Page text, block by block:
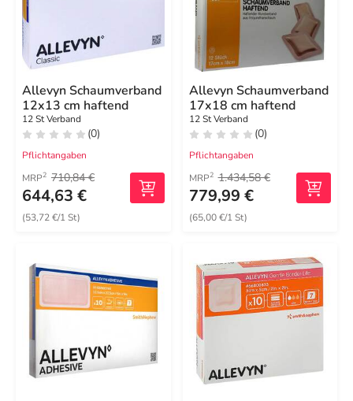
Allevyn Schaumverband
12x13 cm haftend
12 St Verband
(0)
Pflichtangaben
MRP2 710,84 €
644,63 €
(53,72 €/1 St)
Allevyn Schaumverband
17x18 cm haftend
12 St Verband
(0)
Pflichtangaben
MRP2 1.434,58 €
779,99 €
(65,00 €/1 St)